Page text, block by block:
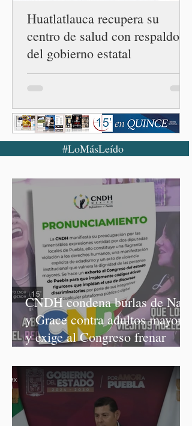
Huatlatlauca recupera su
centro de salud con respaldo
del gobierno estatal
#LoMásLeído
CNDH condena burlas de Nay
y Grace contra adultos mayores
y exige al Congreso frenar